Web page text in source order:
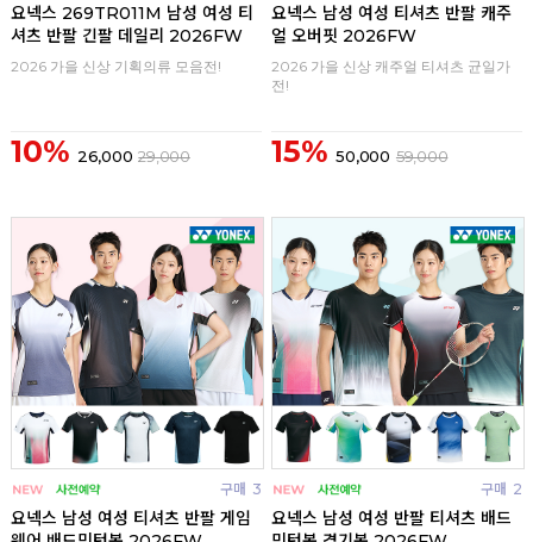
요넥스 269TR011M 남성 여성 티
셔츠 반팔 긴팔 데일리 2026FW
2026 가을 신상 기획의류 모음전!
10% 26,000 29,000
요넥스 남성 여성 티셔츠 반팔 캐주
얼 오버핏 2026FW
2026 가을 신상 캐주얼 티셔츠 균일가
전!
15% 50,000 59,000
구매 3
요넥스 남성 여성 티셔츠 반팔 게임
구매 2
요넥스 남성 여성 반팔 티셔츠 배드